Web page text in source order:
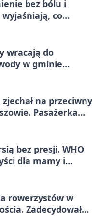
bez bólu i
wyjaśniają, co
wracają do
w gminie
na przeciwny
Pasażerka
bez presji. WHO
dla mamy i
rowerzystów w
Zadecydowało